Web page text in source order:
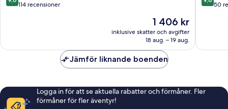
av
114 recensioner
Priset
1 406 kr
1 406 kr
inklusive skatter och avgifter
18 aug. – 19 aug.
av
50
Jämför liknande boenden
Logga in för att se aktuella rabatter och förmåner. Fler
förmåner för fler äventyr!